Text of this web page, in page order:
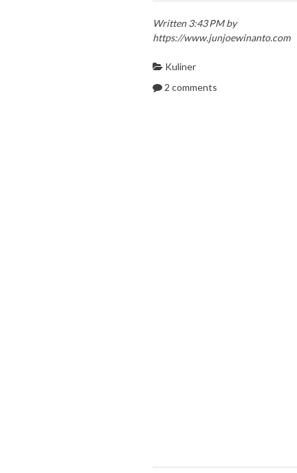
Written 3:43 PM by
https://www.junjoewinanto.com
Kuliner
2 comments